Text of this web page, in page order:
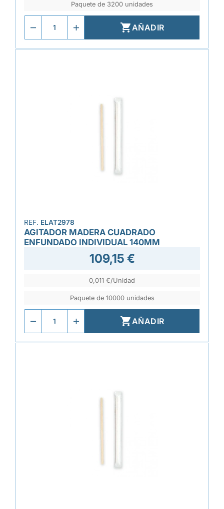
Paquete de 3200 unidades
AÑADIR
REF. ELAT2978
AGITADOR MADERA CUADRADO
ENFUNDADO INDIVIDUAL 140MM
109,15 €
0,011 €/Unidad
Paquete de 10000 unidades
AÑADIR